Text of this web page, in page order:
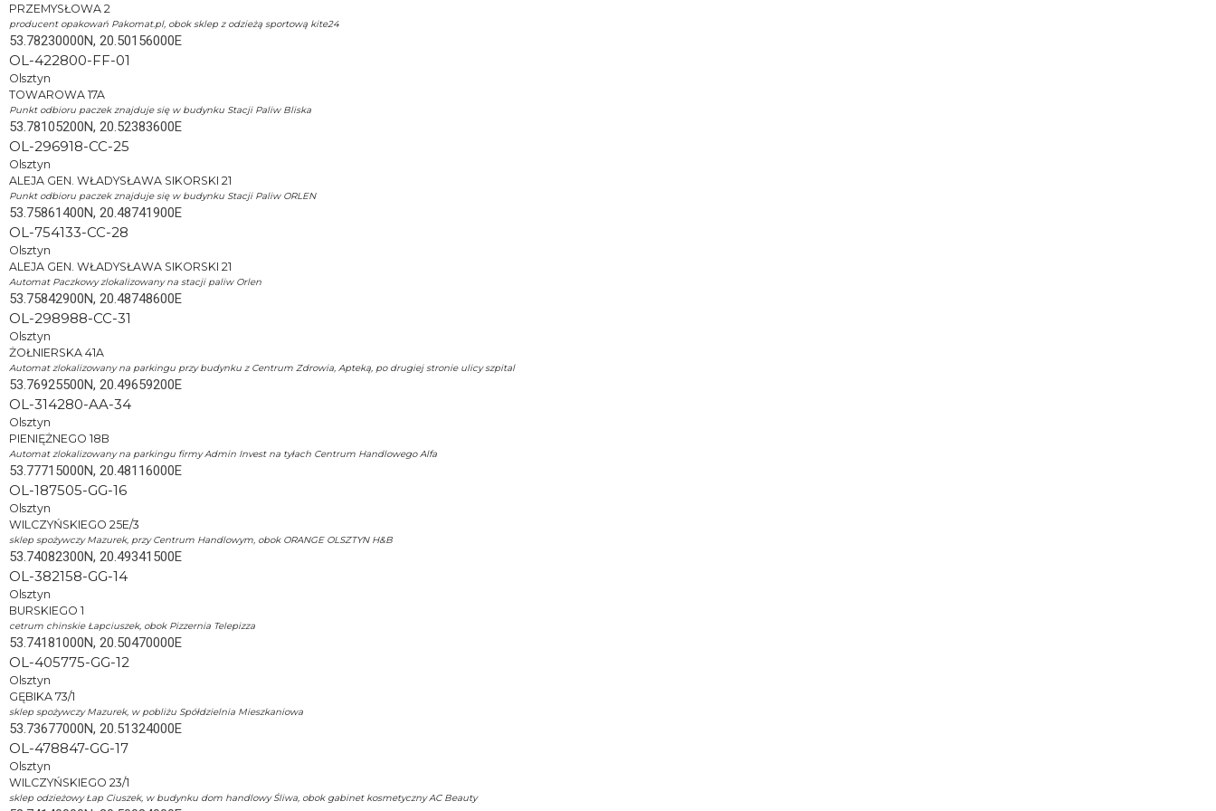
PRZEMYSŁOWA 2
producent opakowań Pakomat.pl, obok sklep z odzieżą sportową kite24
53.78230000N, 20.50156000E
OL-422800-FF-01
Olsztyn
TOWAROWA 17A
Punkt odbioru paczek znajduje się w budynku Stacji Paliw Bliska
53.78105200N, 20.52383600E
OL-296918-CC-25
Olsztyn
ALEJA GEN. WŁADYSŁAWA SIKORSKI 21
Punkt odbioru paczek znajduje się w budynku Stacji Paliw ORLEN
53.75861400N, 20.48741900E
OL-754133-CC-28
Olsztyn
ALEJA GEN. WŁADYSŁAWA SIKORSKI 21
Automat Paczkowy zlokalizowany na stacji paliw Orlen
53.75842900N, 20.48748600E
OL-298988-CC-31
Olsztyn
ŻOŁNIERSKA 41A
Automat zlokalizowany na parkingu przy budynku z Centrum Zdrowia, Apteką, po drugiej stronie ulicy szpital
53.76925500N, 20.49659200E
OL-314280-AA-34
Olsztyn
PIENIĘŻNEGO 18B
Automat zlokalizowany na parkingu firmy Admin Invest na tyłach Centrum Handlowego Alfa
53.77715000N, 20.48116000E
OL-187505-GG-16
Olsztyn
WILCZYŃSKIEGO 25E/3
sklep spożywczy Mazurek, przy Centrum Handlowym, obok ORANGE OLSZTYN H&B
53.74082300N, 20.49341500E
OL-382158-GG-14
Olsztyn
BURSKIEGO 1
cetrum chinskie Łapciuszek, obok Pizzernia Telepizza
53.74181000N, 20.50470000E
OL-405775-GG-12
Olsztyn
GĘBIKA 73/1
sklep spożywczy Mazurek, w pobliżu Spółdzielnia Mieszkaniowa
53.73677000N, 20.51324000E
OL-478847-GG-17
Olsztyn
WILCZYŃSKIEGO 23/1
sklep odzieżowy Łap Ciuszek, w budynku dom handlowy Śliwa, obok gabinet kosmetyczny AC Beauty